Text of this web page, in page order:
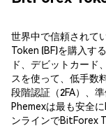
世界中で信頼されて
Token (BF)を購入す
ド、デビットカード
スを使って、低手数
段階認証（2FA）、
Phemexは最も安全
ンラインでBitForex